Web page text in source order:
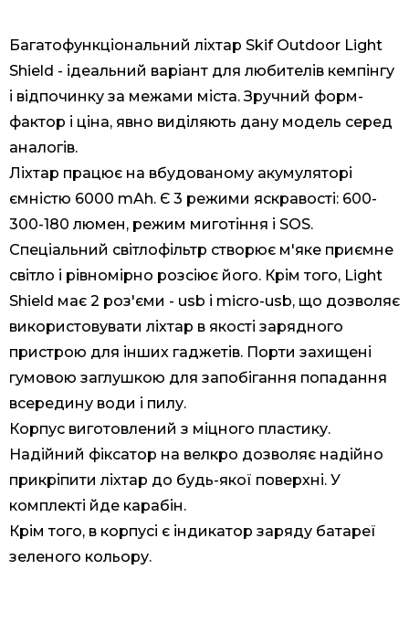
Багатофункціональний ліхтар Skif Outdoor Light
Shield - ідеальний варіант для любителів кемпінгу
і відпочинку за межами міста. Зручний форм-
фактор і ціна, явно виділяють дану модель серед
аналогів.
Ліхтар працює на вбудованому акумуляторі
ємністю 6000 mAh. Є 3 режими яскравості: 600-
300-180 люмен, режим миготіння і SOS.
Спеціальний світлофільтр створює м'яке приємне
світло і рівномірно розсіює його. Крім того, Light
Shield має 2 роз'єми - usb і micro-usb, що дозволяє
використовувати ліхтар в якості зарядного
пристрою для інших гаджетів. Порти захищені
гумовою заглушкою для запобігання попадання
всередину води і пилу.
Корпус виготовлений з міцного пластику.
Надійний фіксатор на велкро дозволяє надійно
прикріпити ліхтар до будь-якої поверхні. У
комплекті йде карабін.
Крім того, в корпусі є індикатор заряду батареї
зеленого кольору.